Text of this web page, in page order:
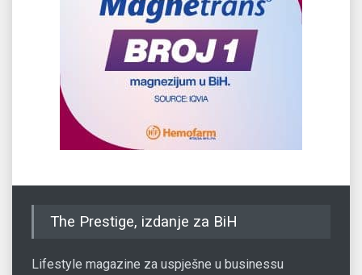
The Prestige, izdanje za BiH
Lifestyle magazine za uspješne u businessu